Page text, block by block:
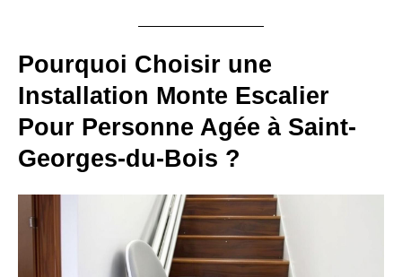
Pourquoi Choisir une
Installation Monte Escalier
Pour Personne Agée à Saint-
Georges-du-Bois ?